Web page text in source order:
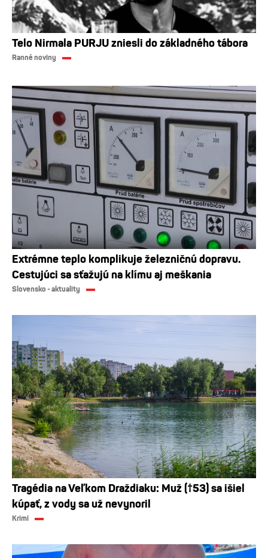
Telo Nirmala PURJU zniesli do základného tábora
Ranné noviny
Extrémne teplo komplikuje železničnú dopravu.
Cestujúci sa sťažujú na klímu aj meškania
Slovensko - aktuality
Tragédia na Veľkom Draždiaku: Muž (†53) sa išiel
kúpať, z vody sa už nevynoril
Krimi